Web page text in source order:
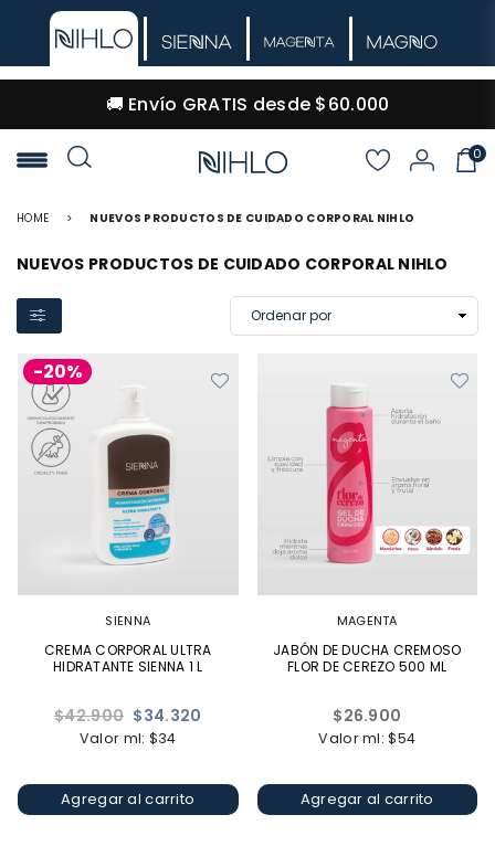
🚚 Envío GRATIS desde $60.000
NIHLO
0
HOME > NUEVOS PRODUCTOS DE CUIDADO CORPORAL NIHLO
NUEVOS PRODUCTOS DE CUIDADO CORPORAL NIHLO
-20%
SIENNA
CREMA CORPORAL ULTRA
HIDRATANTE SIENNA 1 L
Precio
habitual
$42.900 $34.320
Valor ml: $34
Agregar al carrito
MAGENTA
JABÓN DE DUCHA CREMOSO
FLOR DE CEREZO 500 ML
Precio
habitual
$26.900
Valor ml: $54
Agregar al carrito